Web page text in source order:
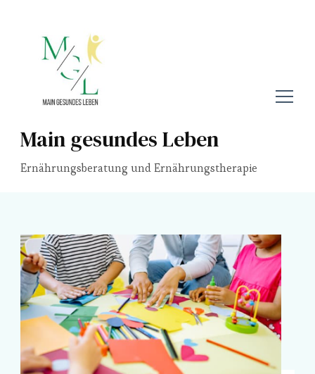
Main gesundes Leben
Ernährungsberatung und Ernährungstherapie